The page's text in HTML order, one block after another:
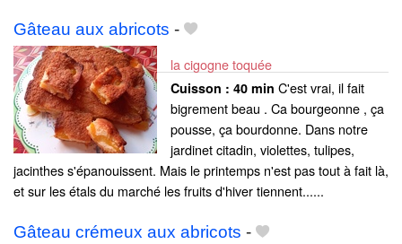
Gâteau aux abricots -
la cigogne toquée
Cuisson : 40 min C'est vrai, il fait
bigrement beau . Ca bourgeonne , ça
pousse, ça bourdonne. Dans notre
jardinet citadin, violettes, tulipes,
jacinthes s'épanouissent. Mais le printemps n'est pas tout à fait là,
et sur les étals du marché les fruits d'hiver tiennent......
Gâteau crémeux aux abricots -